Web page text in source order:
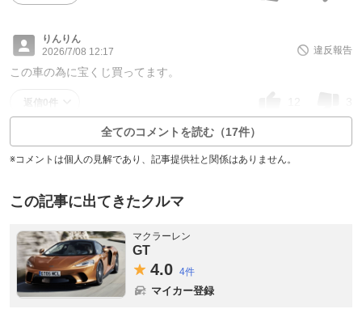
りんりん
2026/7/08 12:17
違反報告
この車の為に宝くじ買ってます。
返信0件
全てのコメントを読む（17件）
※コメントは個人の見解であり、記事提供社と関係はありません。
この記事に出てきたクルマ
マクラーレン
GT
4.0 4件
マイカー登録